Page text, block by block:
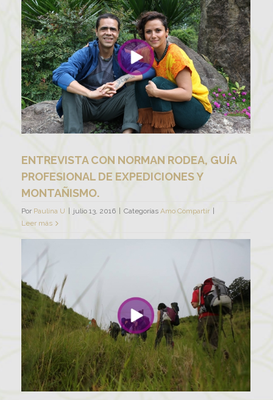
ENTREVISTA CON NORMAN RODEA, GUÍA
PROFESIONAL DE EXPEDICIONES Y
MONTAÑISMO.
Por Paulina U | julio 13, 2016 | Categorías Amo Compartir |
Leer más